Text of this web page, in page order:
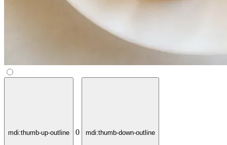
mdi:thumb-up-outline 0 mdi:thumb-down-outline